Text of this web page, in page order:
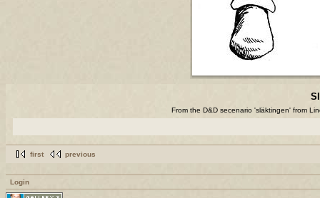
From the D&D secenario 'släktingen' from
first previous
Login